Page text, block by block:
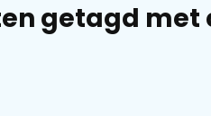
getagd met